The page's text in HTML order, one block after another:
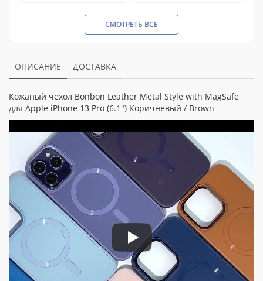
СМОТРЕТЬ ВСЕ
ОПИСАНИЕ ДОСТАВКА
Кожаный чехол Bonbon Leather Metal Style with MagSafe
для Apple iPhone 13 Pro (6.1") Коричневый / Brown